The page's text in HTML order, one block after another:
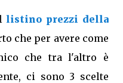
listino prezzi della
che per avere come
che tra l'altro è
ci sono 3 scelte